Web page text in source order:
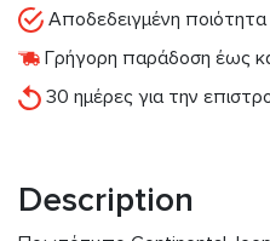
Αποδεδειγμένη ποιότητα
Γρήγορη παράδοση έως
30 ημέρες για την
Description